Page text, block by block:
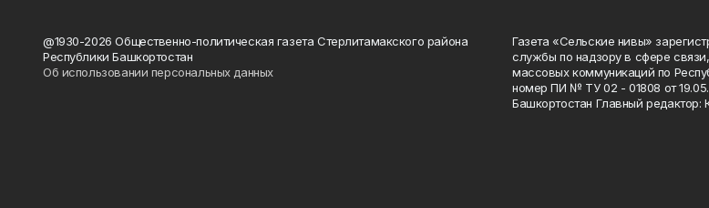
@1930-2026 Общественно-политическая газета Стерлитамакского района
Республики Башкортостан
Об использовании персональных данных
Газета «Сельские нивы»
службы по надзору в сфере
массовых коммуникаций по
номер ПИ № ТУ 02 - 01808 от
Башкортостан Главный редактор: